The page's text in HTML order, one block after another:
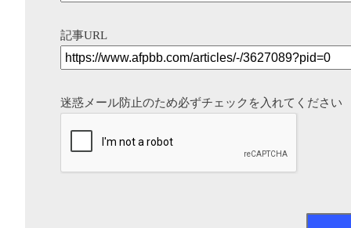
記事URL
迷惑メール防止のため必ずチェックを入れてください